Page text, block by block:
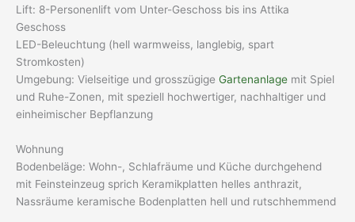
Lift: 8-Personenlift vom Unter-Geschoss bis ins Attika
Geschoss
LED-Beleuchtung (hell warmweiss, langlebig, spart
Stromkosten)
Umgebung: Vielseitige und grosszügige Gartenanlage mit Spiel
und Ruhe-Zonen, mit speziell hochwertiger, nachhaltiger und
einheimischer Bepflanzung
Wohnung
Bodenbeläge: Wohn-, Schlafräume und Küche durchgehend
mit Feinsteinzeug sprich Keramikplatten helles anthrazit,
Nassräume keramische Bodenplatten hell und rutschhemmend